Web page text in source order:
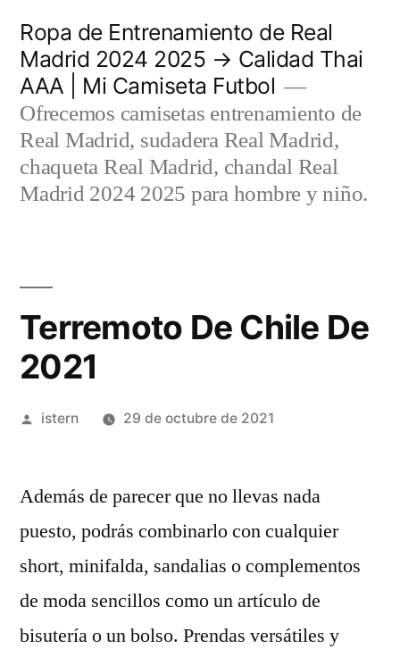
contenido
Ropa de Entrenamiento de Real
Madrid 2024 2025 → Calidad Thai
AAA | Mi Camiseta Futbol
Ofrecemos camisetas entrenamiento de
Real Madrid, sudadera Real Madrid,
chaqueta Real Madrid, chandal Real
Madrid 2024 2025 para hombre y niño.
Terremoto De Chile De
2021
Publicado
istern 29 de octubre de 2021
Además de parecer que no llevas nada
puesto, podrás combinarlo con cualquier
short, minifalda, sandalias o complementos
de moda sencillos como un artículo de
bisutería o un bolso. Prendas versátiles y